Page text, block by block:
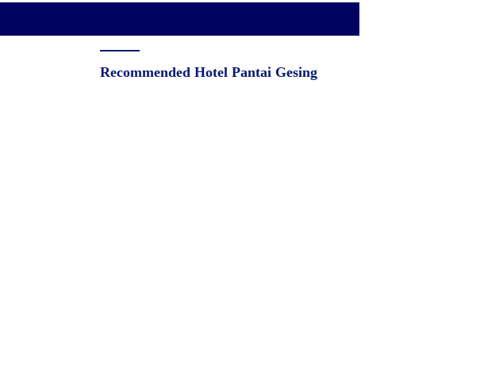
Recommended Hotel Pantai Gesing